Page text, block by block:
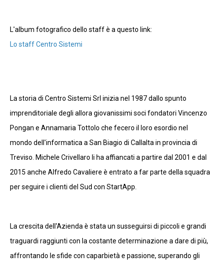
L'album fotografico dello staff è a questo link:
Lo staff Centro Sistemi
La storia di Centro Sistemi Srl inizia nel 1987 dallo spunto
imprenditoriale degli allora giovanissimi soci fondatori Vincenzo
Pongan e Annamaria Tottolo che fecero il loro esordio nel
mondo dell'informatica a San Biagio di Callalta in provincia di
Treviso. Michele Crivellaro li ha affiancati a partire dal 2001 e dal
2015 anche Alfredo Cavaliere è entrato a far parte della squadra
per seguire i clienti del Sud con StartApp.
La crescita dell'Azienda è stata un susseguirsi di piccoli e grandi
traguardi raggiunti con la costante determinazione a dare di più,
affrontando le sfide con caparbietà e passione, superando gli